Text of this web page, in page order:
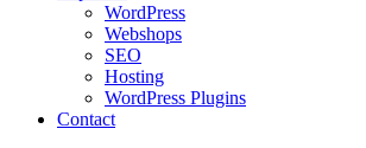
WordPress
Webshops
SEO
Hosting
WordPress Plugins
Contact